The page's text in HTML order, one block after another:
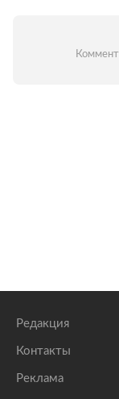
Редакция
Контакты
Реклама